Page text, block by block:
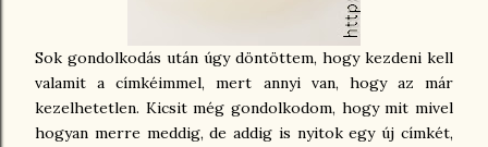
Sok gondolkodás után úgy döntöttem, hogy kezdeni kell
valamit a címkéimmel, mert annyi van, hogy az már
kezelhetetlen. Kicsit még gondolkodom, hogy mit mivel
hogyan merre meddig, de addig is nyitok egy új címkét,